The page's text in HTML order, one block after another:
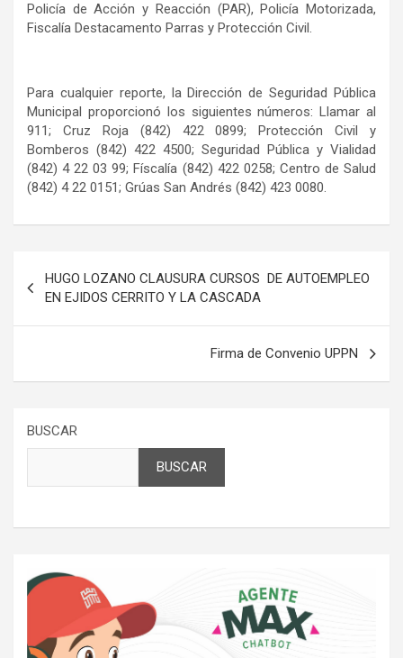
Policía de Acción y Reacción (PAR), Policía Motorizada,
Fiscalía Destacamento Parras y Protección Civil.
Para cualquier reporte, la Dirección de Seguridad Pública
Municipal proporcionó los siguientes números: Llamar al
911; Cruz Roja (842) 422 0899; Protección Civil y
Bomberos (842) 422 4500; Seguridad Pública y Vialidad
(842) 4 22 03 99; Físcalía (842) 422 0258; Centro de Salud
(842) 4 22 0151; Grúas San Andrés (842) 423 0080.
de
entradas
HUGO LOZANO CLAUSURA CURSOS DE AUTOEMPLEO
EN EJIDOS CERRITO Y LA CASCADA
Firma de Convenio UPPN
BUSCAR
BUSCAR